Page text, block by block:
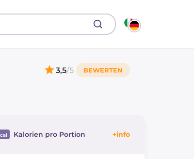
3,5/5
Kalorien pro Portion